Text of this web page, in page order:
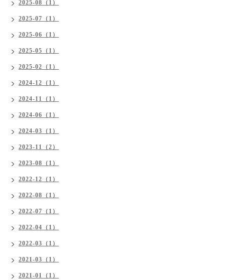
2025-08（1）
2025-07（1）
2025-06（1）
2025-05（1）
2025-02（1）
2024-12（1）
2024-11（1）
2024-06（1）
2024-03（1）
2023-11（2）
2023-08（1）
2022-12（1）
2022-08（1）
2022-07（1）
2022-04（1）
2022-03（1）
2021-03（1）
2021-01（1）